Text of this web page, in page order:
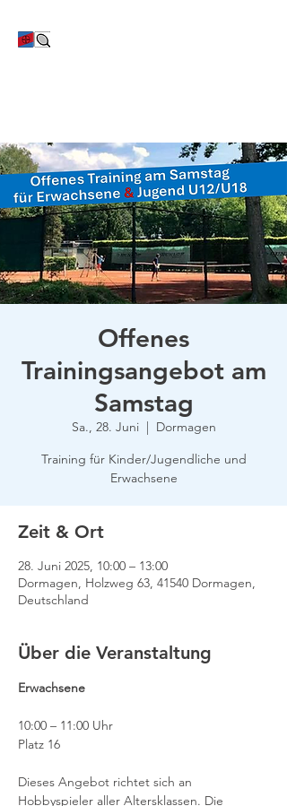
Offenes
Trainingsangebot am
Samstag
Sa., 28. Juni
  |
Dormagen
Training für Kinder/Jugendliche und
Erwachsene
Zeit & Ort
28. Juni 2025, 10:00 – 13:00
Dormagen, Holzweg 63, 41540 Dormagen,
Deutschland
Über die Veranstaltung
Erwachsene
10:00 – 11:00 Uhr
Platz 16
Dieses Angebot richtet sich an
Hobbyspieler aller Altersklassen. Die